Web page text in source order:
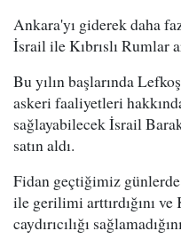
Ankara'yı giderek daha
İsrail ile Kıbrıslı Rumlar
Bu yılın başlarında
askeri faaliyetleri
sağlayabilecek İsrail
satın aldı.
Fidan geçtiğimiz
ile gerilimi arttırdığını
caydırıcılığı